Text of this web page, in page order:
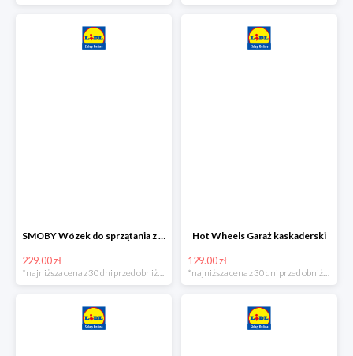
SMOBY Wózek do sprzątania z odkurzaczem
229.00 zł
Hot Wheels Garaż kaskaderski
129.00 zł